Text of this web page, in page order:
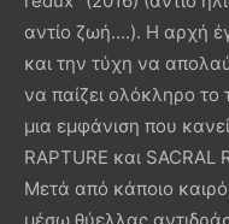
αντίο ζωή….). Η αρχή
και την τύχη να
να παίζει ολόκληρο το
μια εμφάνιση που
RAPTURE και SACRAL
Μετά από κάποιο
μέσω θύελλας